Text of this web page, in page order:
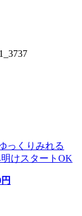
っくりみれる
けスタートOK
円